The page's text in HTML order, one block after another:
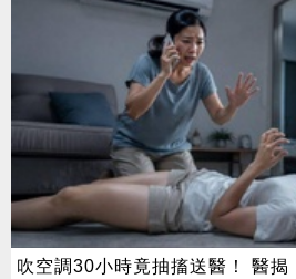
吹空調30小時竟抽搐送醫！ 醫